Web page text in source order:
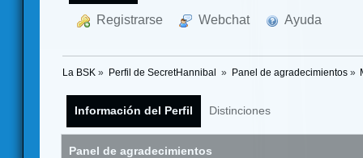
Registrarse Webchat Ayuda
La BSK » Perfil de SecretHannibal » Panel de agradecimientos»
Información del Perfil Distinciones
Panel de agradecimientos